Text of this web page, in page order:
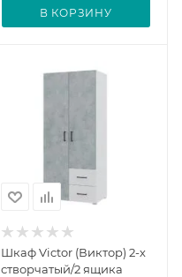
В КОРЗИНУ
Шкаф Victor (Виктор) 2-х
створчатый/2 ящика